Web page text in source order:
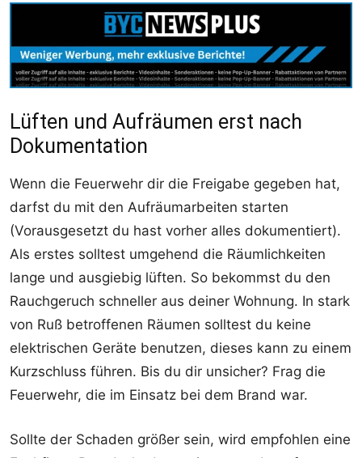
Lüften und Aufräumen erst nach
Dokumentation
Wenn die Feuerwehr dir die Freigabe gegeben hat,
darfst du mit den Aufräumarbeiten starten
(Vorausgesetzt du hast vorher alles dokumentiert).
Als erstes solltest umgehend die Räumlichkeiten
lange und ausgiebig lüften. So bekommst du den
Rauchgeruch schneller aus deiner Wohnung. In stark
von Ruß betroffenen Räumen solltest du keine
elektrischen Geräte benutzen, dieses kann zu einem
Kurzschluss führen. Bis du dir unsicher? Frag die
Feuerwehr, die im Einsatz bei dem Brand war.
Sollte der Schaden größer sein, wird empfohlen eine